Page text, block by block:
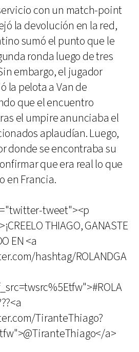
con un match-point
la devolución en la red,
sumó el punto que le
ronda luego de tres
embargo, el jugador
la pelota a Van de
que el encuentro
el umpire anunciaba el
aplaudían. Luego,
donde se encontraba su
que era real lo que
en Francia.
tweet"><p
THIAGO, GANASTE
EN <a
hashtag/ROLANDGA
TiranteThiago?
a>